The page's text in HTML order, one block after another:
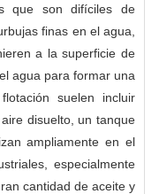
que son difíciles de
finas en el agua,
a la superficie de
agua para formar una
suelen incluir
disuelto, un tanque
ampliamente en el
especialmente
cantidad de aceite y